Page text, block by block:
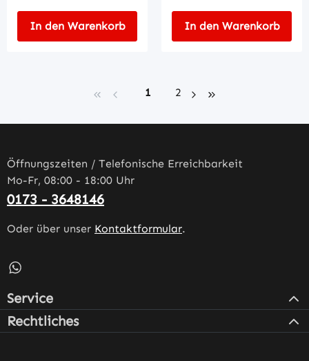
In den Warenkorb In den Warenkorb
Seite
1 Seite
2
Öffnungszeiten / Telefonische Erreichbarkeit
Mo-Fr, 08:00 - 18:00 Uhr
0173 - 3648146
Oder über unser Kontaktformular.
Schreib uns auf WhatsApp – öffnet in neuem Tab
Service
Rechtliches